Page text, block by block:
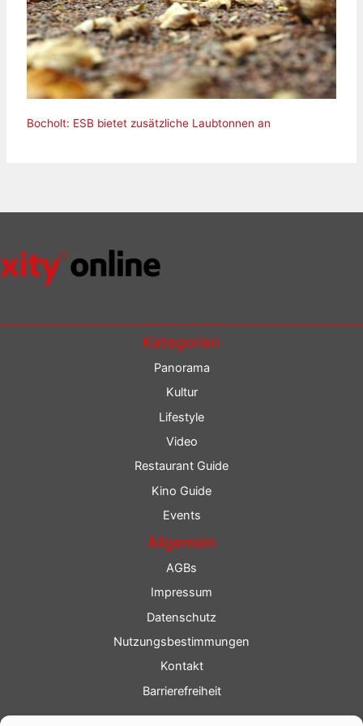
Bocholt: ESB bietet zusätzliche Laubtonnen an
Kategorien
Panorama
Kultur
Lifestyle
Video
Restaurant Guide
Kino Guide
Events
Allgemein
AGBs
Impressum
Datenschutz
Nutzungsbestimmungen
Kontakt
Barrierefreiheit